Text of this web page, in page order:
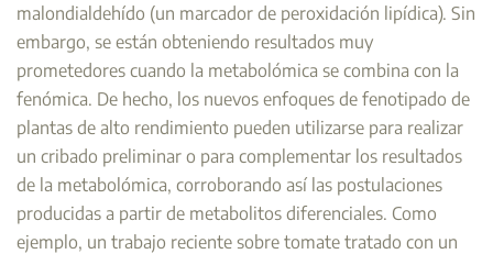
malondialdehído (un marcador de peroxidación lipídica). Sin
embargo, se están obteniendo resultados muy
prometedores cuando la metabolómica se combina con la
fenómica. De hecho, los nuevos enfoques de fenotipado de
plantas de alto rendimiento pueden utilizarse para realizar
un cribado preliminar o para complementar los resultados
de la metabolómica, corroborando así las postulaciones
producidas a partir de metabolitos diferenciales. Como
ejemplo, un trabajo reciente sobre tomate tratado con un